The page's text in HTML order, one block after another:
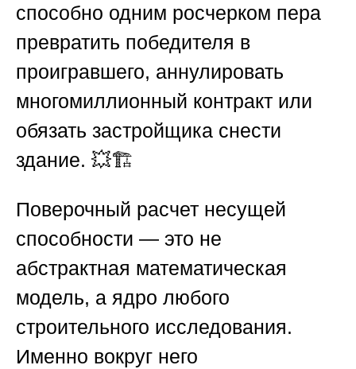
способно одним росчерком пера
превратить победителя в
проигравшего, аннулировать
многомиллионный контракт или
обязать застройщика снести
здание. 💥🏗️
Поверочный расчет несущей
способности — это не
абстрактная математическая
модель, а ядро любого
строительного исследования.
Именно вокруг него